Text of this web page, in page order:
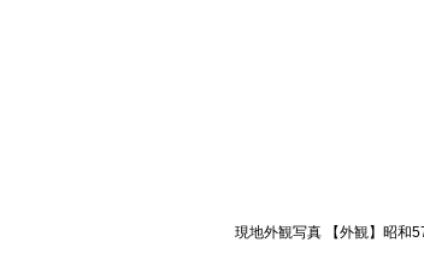
現地外観写真 【外観】昭和